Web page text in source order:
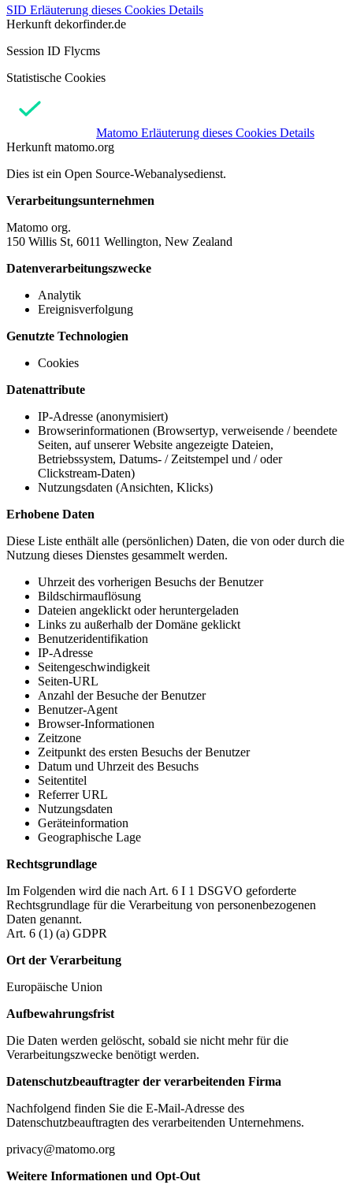
SID Erläuterung dieses Cookies Details
Herkunft dekorfinder.de
Session ID Flycms
Statistische Cookies
Matomo Erläuterung dieses Cookies Details
Herkunft matomo.org
Dies ist ein Open Source-Webanalysedienst.
Verarbeitungsunternehmen
Matomo org.
150 Willis St, 6011 Wellington, New Zealand
Datenverarbeitungszwecke
Analytik
Ereignisverfolgung
Genutzte Technologien
Cookies
Datenattribute
IP-Adresse (anonymisiert)
Browserinformationen (Browsertyp, verweisende / beendete
Seiten, auf unserer Website angezeigte Dateien,
Betriebssystem, Datums- / Zeitstempel und / oder
Clickstream-Daten)
Nutzungsdaten (Ansichten, Klicks)
Erhobene Daten
Diese Liste enthält alle (persönlichen) Daten, die von oder durch die
Nutzung dieses Dienstes gesammelt werden.
Uhrzeit des vorherigen Besuchs der Benutzer
Bildschirmauflösung
Dateien angeklickt oder heruntergeladen
Links zu außerhalb der Domäne geklickt
Benutzeridentifikation
IP-Adresse
Seitengeschwindigkeit
Seiten-URL
Anzahl der Besuche der Benutzer
Benutzer-Agent
Browser-Informationen
Zeitzone
Zeitpunkt des ersten Besuchs der Benutzer
Datum und Uhrzeit des Besuchs
Seitentitel
Referrer URL
Nutzungsdaten
Geräteinformation
Geographische Lage
Rechtsgrundlage
Im Folgenden wird die nach Art. 6 I 1 DSGVO geforderte
Rechtsgrundlage für die Verarbeitung von personenbezogenen
Daten genannt.
Art. 6 (1) (a) GDPR
Ort der Verarbeitung
Europäische Union
Aufbewahrungsfrist
Die Daten werden gelöscht, sobald sie nicht mehr für die
Verarbeitungszwecke benötigt werden.
Datenschutzbeauftragter der verarbeitenden Firma
Nachfolgend finden Sie die E-Mail-Adresse des
Datenschutzbeauftragten des verarbeitenden Unternehmens.
privacy@matomo.org
Weitere Informationen und Opt-Out